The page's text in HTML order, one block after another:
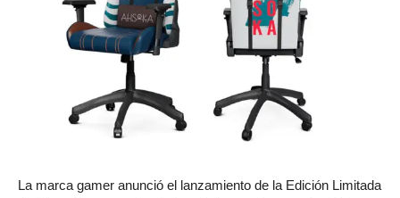
La marca gamer anunció el lanzamiento de la Edición Limitada